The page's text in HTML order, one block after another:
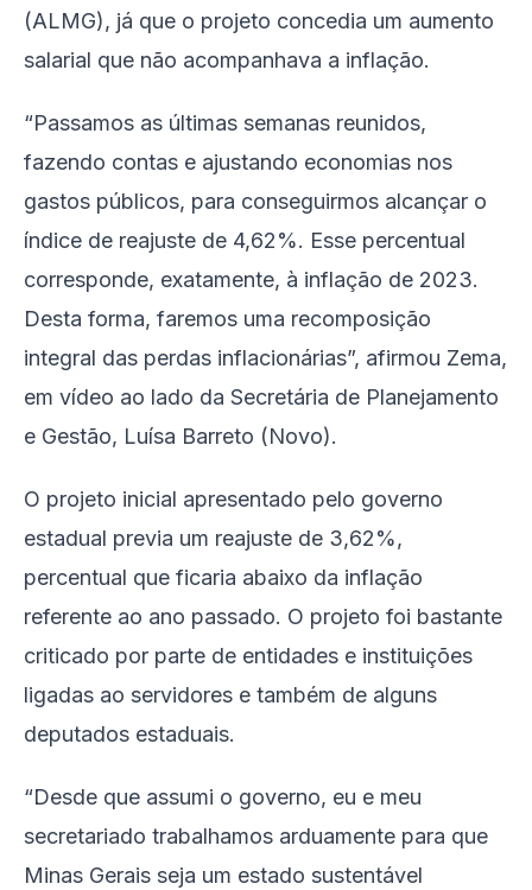
(ALMG), já que o projeto concedia um aumento
salarial que não acompanhava a inflação.
“Passamos as últimas semanas reunidos,
fazendo contas e ajustando economias nos
gastos públicos, para conseguirmos alcançar o
índice de reajuste de 4,62%. Esse percentual
corresponde, exatamente, à inflação de 2023.
Desta forma, faremos uma recomposição
integral das perdas inflacionárias”, afirmou Zema,
em vídeo ao lado da Secretária de Planejamento
e Gestão, Luísa Barreto (Novo).
O projeto inicial apresentado pelo governo
estadual previa um reajuste de 3,62%,
percentual que ficaria abaixo da inflação
referente ao ano passado. O projeto foi bastante
criticado por parte de entidades e instituições
ligadas ao servidores e também de alguns
deputados estaduais.
“Desde que assumi o governo, eu e meu
secretariado trabalhamos arduamente para que
Minas Gerais seja um estado sustentável